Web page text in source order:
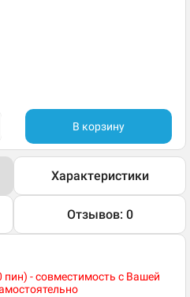
В корзину
Характеристики
Отзывов: 0
- совместимость с Вашей